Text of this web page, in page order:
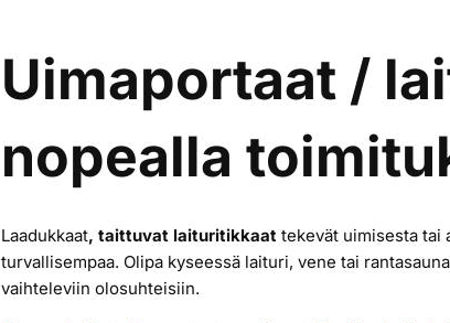
Uimaportaat /
nopealla
Laadukkaat, taittuvat laituritikkaat tekevät uimisesta tai
turvallisempaa. Olipa kyseessä laituri, vene tai
vaihteleviin olosuhteisiin.